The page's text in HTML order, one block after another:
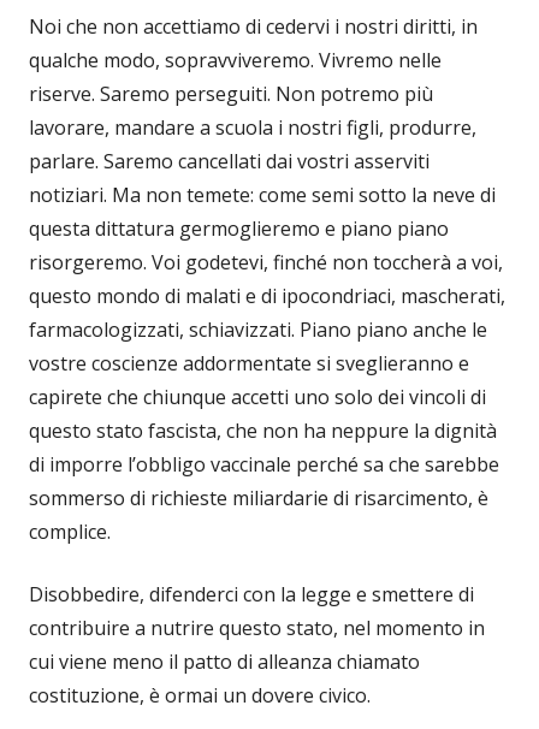
Noi che non accettiamo di cedervi i nostri diritti, in
qualche modo, sopravviveremo. Vivremo nelle
riserve. Saremo perseguiti. Non potremo più
lavorare, mandare a scuola i nostri figli, produrre,
parlare. Saremo cancellati dai vostri asserviti
notiziari. Ma non temete: come semi sotto la neve di
questa dittatura germoglieremo e piano piano
risorgeremo. Voi godetevi, finché non toccherà a voi,
questo mondo di malati e di ipocondriaci, mascherati,
farmacologizzati, schiavizzati. Piano piano anche le
vostre coscienze addormentate si sveglieranno e
capirete che chiunque accetti uno solo dei vincoli di
questo stato fascista, che non ha neppure la dignità
di imporre l’obbligo vaccinale perché sa che sarebbe
sommerso di richieste miliardarie di risarcimento, è
complice.
Disobbedire, difenderci con la legge e smettere di
contribuire a nutrire questo stato, nel momento in
cui viene meno il patto di alleanza chiamato
costituzione, è ormai un dovere civico.